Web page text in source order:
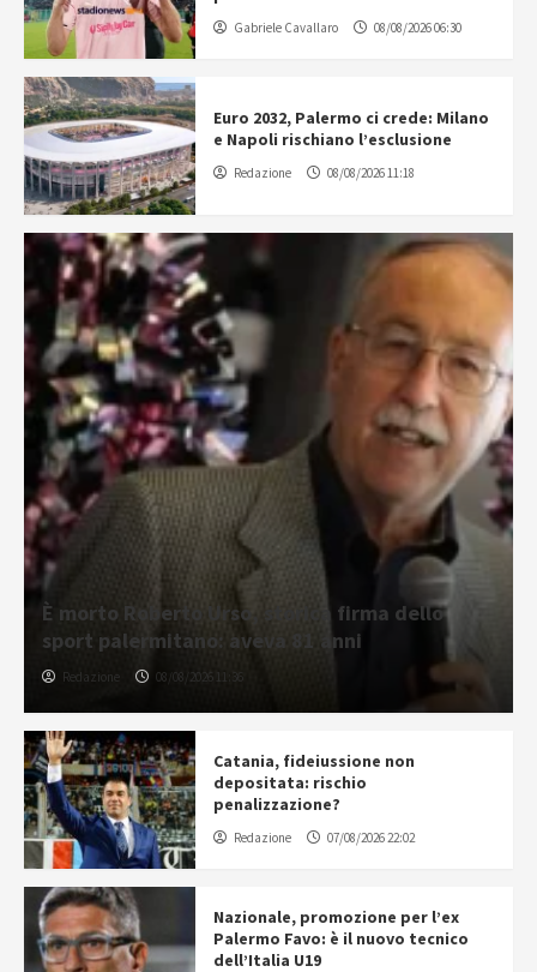
Gabriele Cavallaro 08/08/2026 06:30
Euro 2032, Palermo ci crede: Milano
e Napoli rischiano l’esclusione
Redazione 08/08/2026 11:18
È morto Roberto Urso, storica firma dello
sport palermitano: aveva 81 anni
Redazione 08/08/2026 11:36
Catania, fideiussione non
depositata: rischio
penalizzazione?
Redazione 07/08/2026 22:02
Nazionale, promozione per l’ex
Palermo Favo: è il nuovo tecnico
dell’Italia U19